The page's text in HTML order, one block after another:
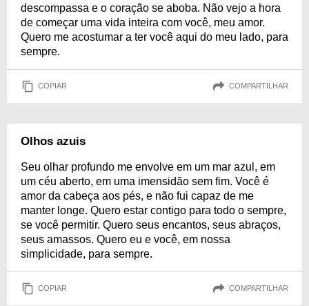
descompassa e o coração se aboba. Não vejo a hora
de começar uma vida inteira com você, meu amor.
Quero me acostumar a ter você aqui do meu lado, para
sempre.
COPIAR COMPARTILHAR
Olhos azuis
Seu olhar profundo me envolve em um mar azul, em
um céu aberto, em uma imensidão sem fim. Você é
amor da cabeça aos pés, e não fui capaz de me
manter longe. Quero estar contigo para todo o sempre,
se você permitir. Quero seus encantos, seus abraços,
seus amassos. Quero eu e você, em nossa
simplicidade, para sempre.
COPIAR COMPARTILHAR